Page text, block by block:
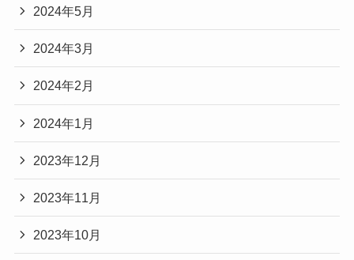
2024年5月
2024年3月
2024年2月
2024年1月
2023年12月
2023年11月
2023年10月